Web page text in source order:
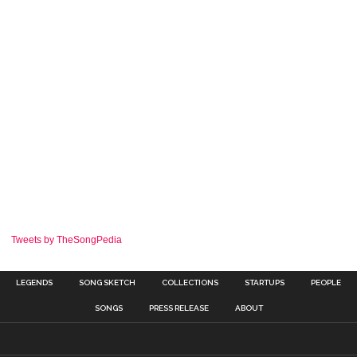
Tweets by TheSongPedia
LEGENDS SONG SKETCH COLLECTIONS STARTUPS PEOPLE
SONGS PRESS RELEASE ABOUT